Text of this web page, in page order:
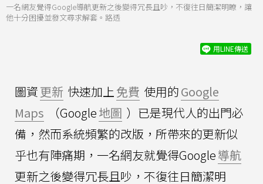
一名網友覺得Google導航更新之後變得冗長且吵，不復往日簡潔明瞭，讓
他十分困擾並發文尋求解套。路透
用LINE傳送
圖資更新 快速加上免費 使用的Google
Maps
（Google地圖 ）已是現代人的出門必
備，然而系統頻繁的改版，所帶來的更新似
乎也有陣痛期，一名網友就覺得Google導航
更新之後變得冗長且吵，不復往日簡潔明